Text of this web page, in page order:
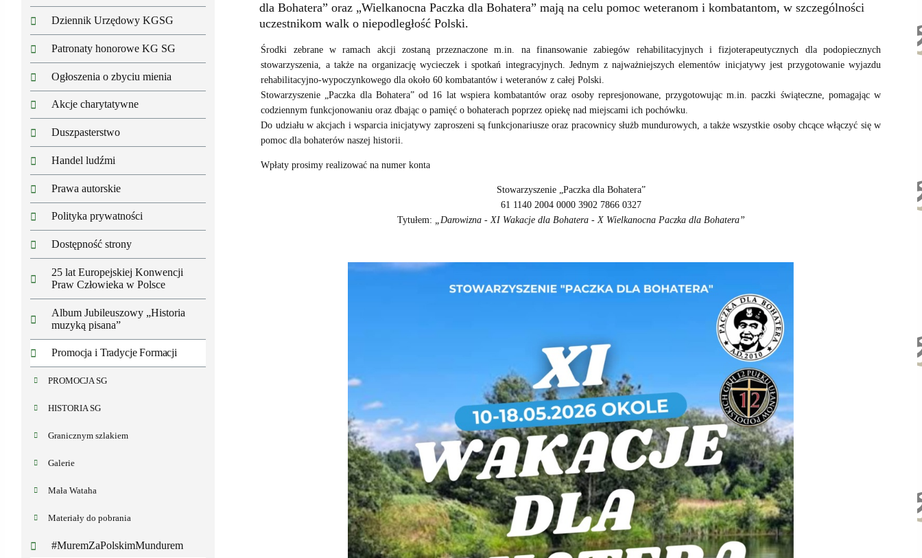
Dziennik Urzędowy KGSG
Patronaty honorowe KG SG
Ogłoszenia o zbyciu mienia
Akcje charytatywne
Duszpasterstwo
Handel ludźmi
Prawa autorskie
Polityka prywatności
Dostępność strony
25 lat Europejskiej Konwencji
Praw Człowieka w Polsce
Album Jubileuszowy „Historia
muzyką pisana”
Promocja i Tradycje Formacji
PROMOCJA SG
HISTORIA SG
Granicznym szlakiem
Galerie
Mała Wataha
Materiały do pobrania
#MuremZaPolskimMundurem
dla Bohatera” oraz „Wielkanocna Paczka dla Bohatera” mają na celu pomoc weteranom i kombatantom, w szczególności
uczestnikom walk o niepodległość Polski.
Środki zebrane w ramach akcji zostaną przeznaczone m.in. na finansowanie zabiegów rehabilitacyjnych i fizjoterapeutycznych dla podopiecznych
stowarzyszenia, a także na organizację wycieczek i spotkań integracyjnych. Jednym z najważniejszych elementów inicjatywy jest przygotowanie wyjazdu
rehabilitacyjno-wypoczynkowego dla około 60 kombatantów i weteranów z całej Polski.
Stowarzyszenie „Paczka dla Bohatera” od 16 lat wspiera kombatantów oraz osoby represjonowane, przygotowując m.in. paczki świąteczne, pomagając w
codziennym funkcjonowaniu oraz dbając o pamięć o bohaterach poprzez opiekę nad miejscami ich pochówku.
Do udziału w akcjach i wsparcia inicjatywy zaproszeni są funkcjonariusze oraz pracownicy służb mundurowych, a także wszystkie osoby chcące włączyć się w
pomoc dla bohaterów naszej historii.
Wpłaty prosimy realizować na numer konta
Stowarzyszenie „Paczka dla Bohatera”
61 1140 2004 0000 3902 7866 0327
Tytułem:
„Darowizna - XI Wakacje dla Bohatera - X Wielkanocna Paczka dla Bohatera”